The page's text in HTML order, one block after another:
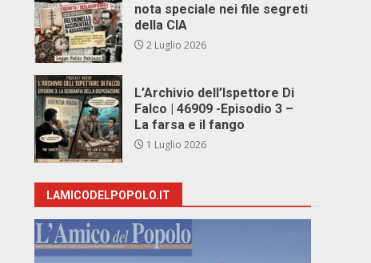
nota speciale nei file segreti
della CIA
2 Luglio 2026
L’Archivio dell’Ispettore Di
Falco | 46909 -Episodio 3 –
La farsa e il fango
1 Luglio 2026
LAMICODELPOPOLO.IT